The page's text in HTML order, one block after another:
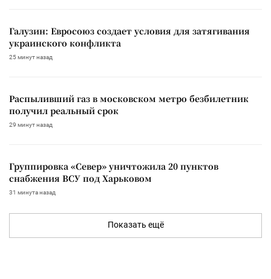
Галузин: Евросоюз создает условия для затягивания
украинского конфликта
25 минут назад
Распыливший газ в московском метро безбилетник
получил реальный срок
29 минут назад
Группировка «Север» уничтожила 20 пунктов
снабжения ВСУ под Харьковом
31 минута назад
Показать ещё